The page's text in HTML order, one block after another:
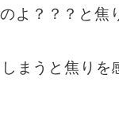
よ？？？と焦
まうと焦り